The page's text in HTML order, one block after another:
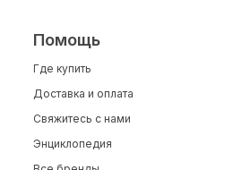
Помощь
Где купить
Доставка и оплата
Свяжитесь с нами
Энциклопедия